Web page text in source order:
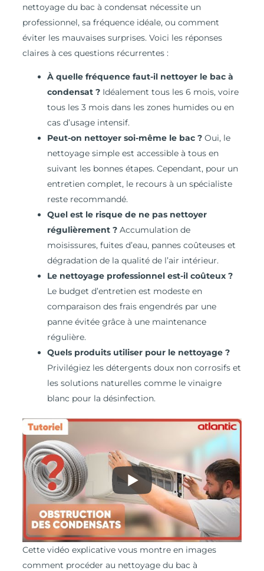
nettoyage du bac à condensat nécessite un
professionnel, sa fréquence idéale, ou comment
éviter les mauvaises surprises. Voici les réponses
claires à ces questions récurrentes :
À quelle fréquence faut-il nettoyer le bac à
condensat ?Idéalement tous les 6 mois, voire
tous les 3 mois dans les zones humides ou en
cas d’usage intensif.
Peut-on nettoyer soi-même le bac ?Oui, le
nettoyage simple est accessible à tous en
suivant les bonnes étapes. Cependant, pour un
entretien complet, le recours à un spécialiste
reste recommandé.
Quel est le risque de ne pas nettoyer
régulièrement ?Accumulation de
moisissures, fuites d’eau, pannes coûteuses et
dégradation de la qualité de l’air intérieur.
Le nettoyage professionnel est-il coûteux ?
Le budget d’entretien est modeste en
comparaison des frais engendrés par une
panne évitée grâce à une maintenance
régulière.
Quels produits utiliser pour le nettoyage ?
Privilégiez les détergents doux non corrosifs et
les solutions naturelles comme le vinaigre
blanc pour la désinfection.
Cette vidéo explicative vous montre en images
comment procéder au nettoyage du bac à